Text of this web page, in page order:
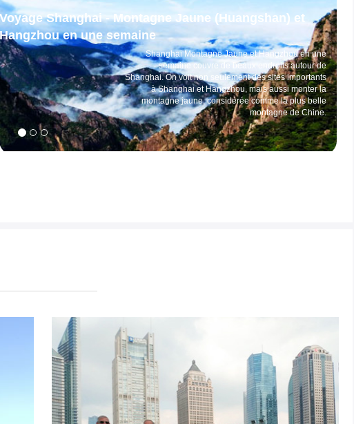
Circuit Shanghai en 4 jours
Découvrir Shanghai en 4 jours avec guide et véhicule
privés. Dans ce circuit les essences de Shanghai, par
exemple la tour de Shanghai, le jardin Yu et son
marché, le temple du bouddha de jade et le village
d'eau de Zhujiajiao sont inclus.